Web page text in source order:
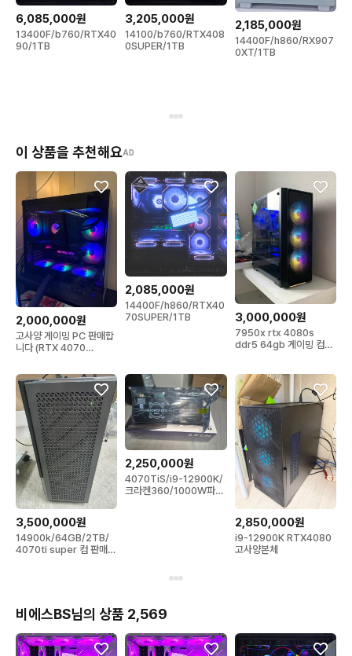
6,085,000원
13400F/b760/RTX40
90/1TB
3,205,000원
14100/b760/RTX408
0SUPER/1TB
2,185,000원
14400F/h860/RX907
0XT/1TB
이 상품을 추천해요AD
2,000,000원
고사양 게이밍 PC 판매합
니다 (RTX 4070
2,085,000원
14400F/h860/RTX40
70SUPER/1TB
3,000,000원
7950x rtx 4080s
ddr5 64gb 게이밍 컴퓨
3,500,000원
14900k/64GB/2TB/
4070ti super 컴 판매합
2,250,000원
4070TiS/i9-12900K/
크라켄360/1000W파워
2,850,000원
i9-12900K RTX4080
고사양본체
비에스BS님의 상품 2,569